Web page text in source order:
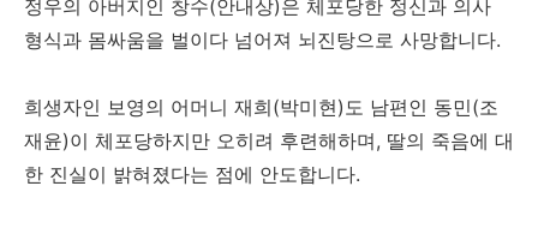
정우의 아버지인 창수(안내상)은 체포당한 정신과 의사
형식과 몸싸움을 벌이다 넘어져 뇌진탕으로 사망합니다.
희생자인 보영의 어머니 재희(박미현)도 남편인 동민(조
재윤)이 체포당하지만 오히려 후련해하며, 딸의 죽음에 대
한 진실이 밝혀졌다는 점에 안도합니다.